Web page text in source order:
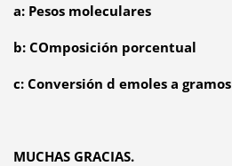
a: Pesos moleculares
b: COmposición porcentual
c: Conversión d emoles a
MUCHAS GRACIAS.